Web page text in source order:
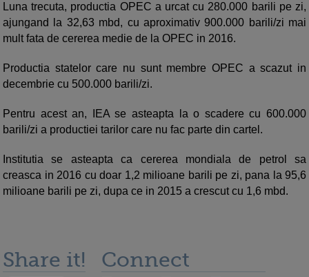
Luna trecuta, productia OPEC a urcat cu 280.000 barili pe zi,
ajungand la 32,63 mbd, cu aproximativ 900.000 barili/zi mai
mult fata de cererea medie de la OPEC in 2016.
Productia statelor care nu sunt membre OPEC a scazut in
decembrie cu 500.000 barili/zi.
Pentru acest an, IEA se asteapta la o scadere cu 600.000
barili/zi a productiei tarilor care nu fac parte din cartel.
Institutia se asteapta ca cererea mondiala de petrol sa
creasca in 2016 cu doar 1,2 milioane barili pe zi, pana la 95,6
milioane barili pe zi, dupa ce in 2015 a crescut cu 1,6 mbd.
Share it! Connect